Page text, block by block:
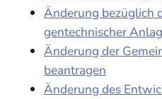
Änderung bezüglich
gentechnischer
Änderung der
beantragen
Änderung des